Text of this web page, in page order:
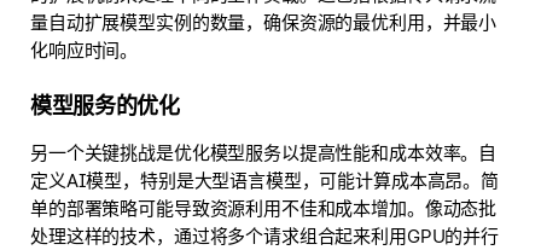
量自动扩展模型实例的数量，确保资源的最优利用，并最小
化响应时间。
模型服务的优化
另一个关键挑战是优化模型服务以提高性能和成本效率。自
定义AI模型，特别是大型语言模型，可能计算成本高昂。简
单的部署策略可能导致资源利用不佳和成本增加。像动态批
处理这样的技术，通过将多个请求组合起来利用GPU的并行